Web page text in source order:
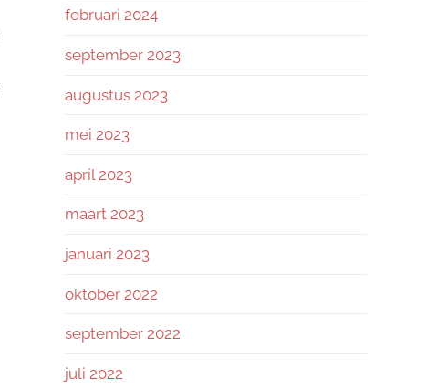
februari 2024
september 2023
augustus 2023
mei 2023
april 2023
maart 2023
januari 2023
oktober 2022
september 2022
juli 2022